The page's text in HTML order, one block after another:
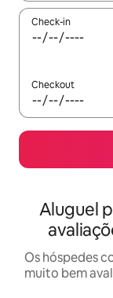
Check-in
Checkout
Aluguel
Os hóspedes
muito bem